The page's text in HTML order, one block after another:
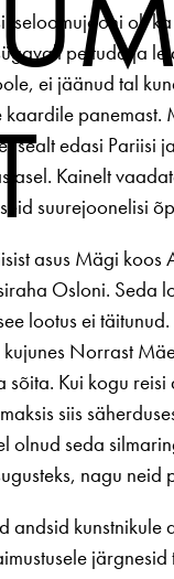
iseloomujooni oli
pettuda ja
ei jäänud tal
panemast.
sealt edasi Pariisi
Kainelt
suurejoonelisi
asus Mägi koos
Osloni. Seda
lootus ei
Norrast
sõita. Kui kogu
siis
olnud seda
nagu neid
andsid kunstnikule